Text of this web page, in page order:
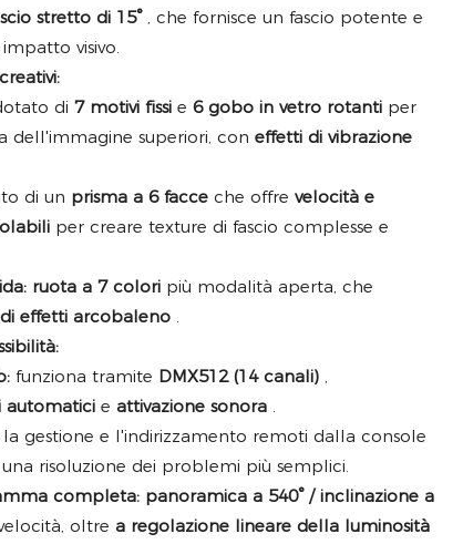
stretto di 15°, che fornisce un fascio potente e
visivo.
di 7 motivi fissi e 6 gobo in vetro rotanti per
dell'immagine superiori, con effetti di vibrazione
di un prisma a 6 facce che offre velocità e
per creare texture di fascio complesse e
ruota a 7 colori più modalità aperta, che
effetti arcobaleno .
funziona tramite DMX512 (14 canali) ,
automatici e attivazione sonora .
gestione e l'indirizzamento remoti dalla console
risoluzione dei problemi più semplici.
completa: panoramica a 540° / inclinazione a
oltre a regolazione lineare della luminosità